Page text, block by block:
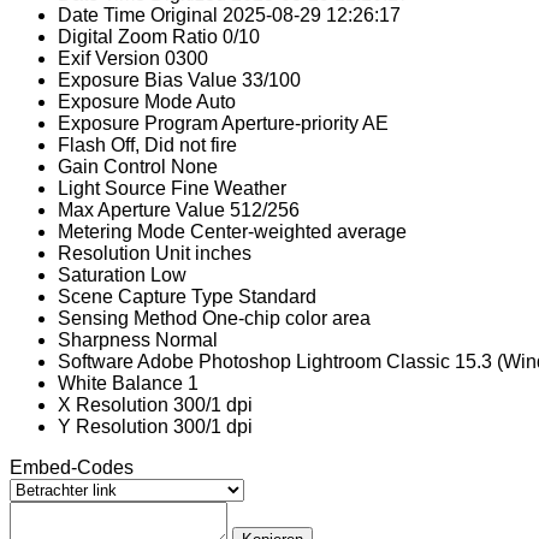
Date Time Original 2025-08-29 12:26:17
Digital Zoom Ratio 0/10
Exif Version 0300
Exposure Bias Value 33/100
Exposure ModeAuto
Exposure ProgramAperture-priority AE
Flash Off, Did not fire
Gain Control None
Light Source Fine Weather
Max Aperture Value 512/256
Metering Mode Center-weighted average
Resolution Unit inches
Saturation Low
Scene Capture Type Standard
Sensing Method One-chip color area
Sharpness Normal
SoftwareAdobe Photoshop Lightroom Classic 15.3
White Balance 1
X Resolution 300/1 dpi
Y Resolution 300/1 dpi
Embed-Codes